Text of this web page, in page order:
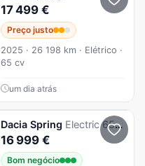
17 499 €
Preço justo
2025 · 26 198 km · Elétrico ·
65 cv
um dia atrás
Dacia Spring Electric 65 Extreme
16 999 €
Bom negócio